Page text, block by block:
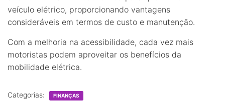
veículo elétrico, proporcionando vantagens
consideráveis em termos de custo e manutenção.
Com a melhoria na acessibilidade, cada vez mais
motoristas podem aproveitar os benefícios da
mobilidade elétrica.
Categorias: FINANÇAS